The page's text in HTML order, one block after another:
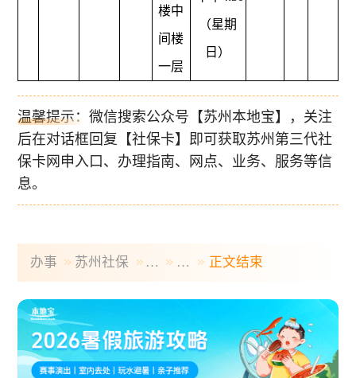
楼中
间楼
一层
（星期
日）
温馨提示：微信搜索公众号【苏州本地宝】，关注
后在对话框回复【社保卡】即可获取苏州第三代社
保卡网申入口、办理指南、网点、业务、服务等信
息。
办事 苏州社保 … … 正文结束